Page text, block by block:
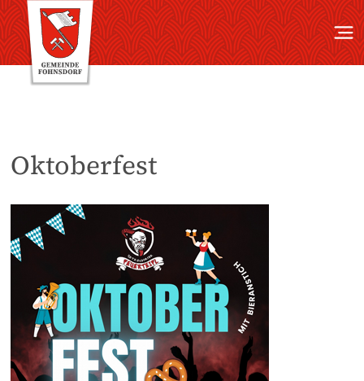
Oktoberfest